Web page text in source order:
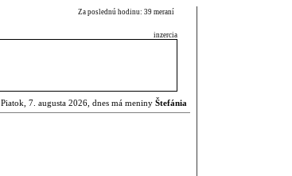
Za poslednú hodinu: 39 meraní
inzercia
Piatok, 7. augusta 2026, dnes má meniny Štefánia